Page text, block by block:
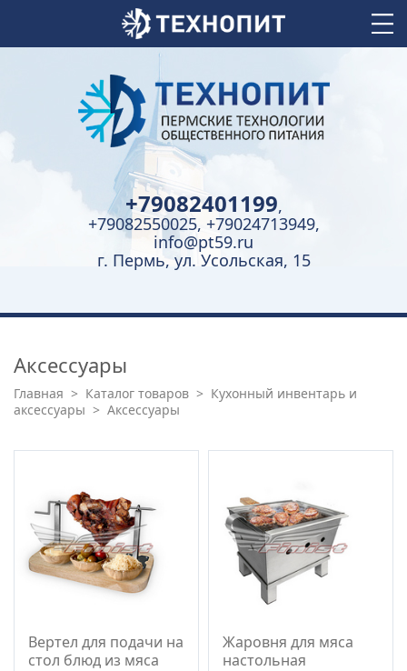
+79082401199,
+79082550025, +79024713949,
info@pt59.ru
г. Пермь, ул. Усольская, 15
Аксессуары
Главная > Каталог товаров > Кухонный инвентарь и
аксессуары > Аксессуары
Вертел для подачи на
стол блюд из мяса
Жаровня для мяса
настольная